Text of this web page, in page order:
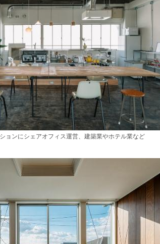
ョンにシェアオフィス運営、建築業やホテル業など